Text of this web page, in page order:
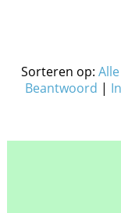
Sorteren op:Alle
Beantwoord |